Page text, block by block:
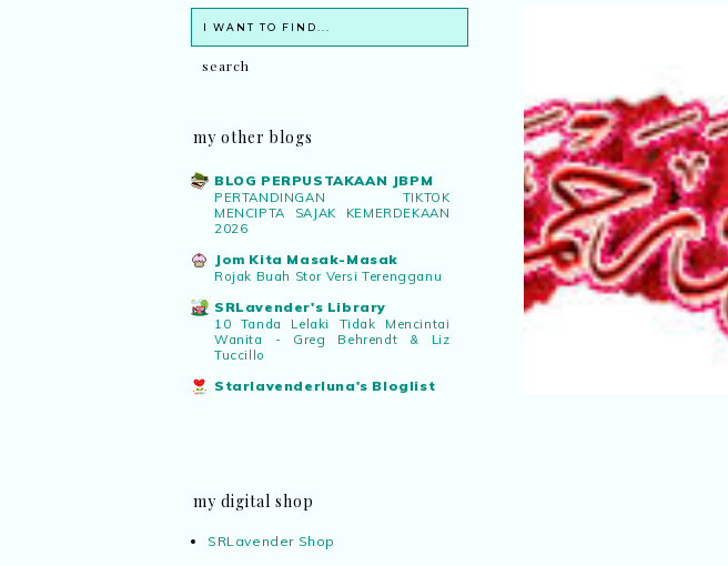
my other blogs
BLOG PERPUSTAKAAN JBPM
PERTANDINGAN TIKTOK
MENCIPTA SAJAK KEMERDEKAAN
2026
Jom Kita Masak-Masak
Rojak Buah Stor Versi Terengganu
SRLavender's Library
10 Tanda Lelaki Tidak Mencintai
Wanita - Greg Behrendt & Liz
Tuccillo
Starlavenderluna's Bloglist
my digital shop
SRLavender Shop